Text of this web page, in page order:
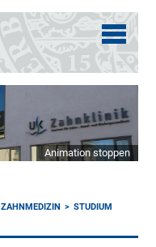
Animation stoppen
ZAHNMEDIZIN
STUDIUM